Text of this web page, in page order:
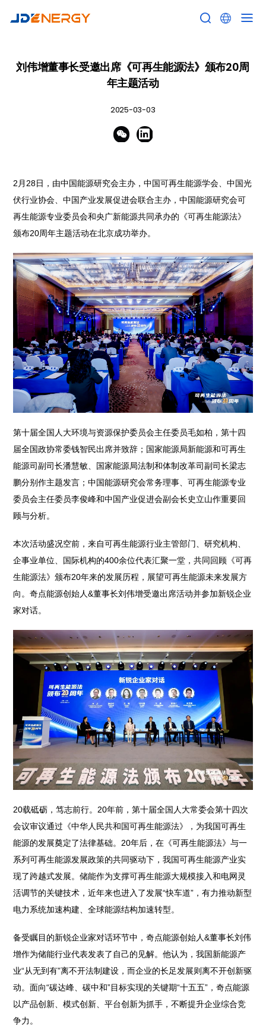
 
刘伟增董事长受邀出席《可再生能源法》颁布20周
年主题活动
2025-03-03
 
2月28日，由中国能源研究会主办，中国可再生能源学会、中国光
伏行业协会、中国产业发展促进会联合主办，中国能源研究会可
再生能源专业委员会和央广新能源共同承办的《可再生能源法》
颁布20周年主题活动在北京成功举办。
第十届全国人大环境与资源保护委员会主任委员毛如柏，第十四
届全国政协常委钱智民出席并致辞；国家能源局新能源和可再生
能源司副司长潘慧敏、国家能源局法制和体制改革司副司长梁志
鹏分别作主题发言；中国能源研究会常务理事、可再生能源专业
委员会主任委员李俊峰和中国产业促进会副会长史立山作重要回
顾与分析。
本次活动盛况空前，来自可再生能源行业主管部门、研究机构、
企事业单位、国际机构的400余位代表汇聚一堂，共同回顾《可再
生能源法》颁布20年来的发展历程，展望可再生能源未来发展方
向。奇点能源创始人&董事长刘伟增受邀出席活动并参加新锐企业
家对话。
20载砥砺，笃志前行。20年前，第十届全国人大常委会第十四次
会议审议通过《中华人民共和国可再生能源法》，为我国可再生
能源的发展奠定了法律基础。20年后，在《可再生能源法》与一
系列可再生能源发展政策的共同驱动下，我国可再生能源产业实
现了跨越式发展。储能作为支撑可再生能源大规模接入和电网灵
活调节的关键技术，近年来也进入了发展“快车道”，有力推动新型
电力系统加速构建、全球能源结构加速转型。
备受瞩目的新锐企业家对话环节中，奇点能源创始人&董事长刘伟
增作为储能行业代表发表了自己的见解。他认为，我国新能源产
业“从无到有”离不开法制建设，而企业的长足发展则离不开创新驱
动。面向“碳达峰、碳中和”目标实现的关键期“十五五”，奇点能源
以产品创新、模式创新、平台创新为抓手，不断提升企业综合竞
争力。